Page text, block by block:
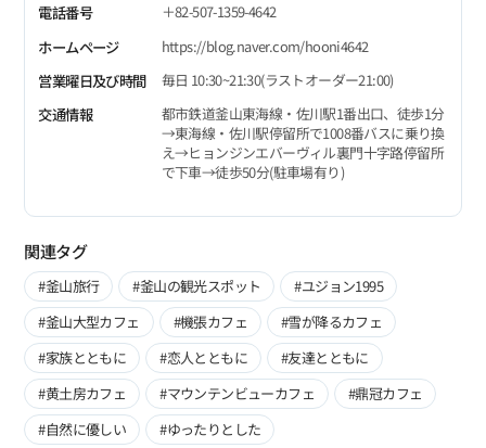
電話番号
＋82-507-1359-4642
ホームページ
https://blog.naver.com/hooni4642
営業曜日及び時間
毎日 10:30~21:30(ラストオーダー21:00)
交通情報
都市鉄道釜山東海線・佐川駅1番出口、徒歩1分
→東海線・佐川駅停留所で1008番バスに乗り換
え→ヒョンジンエバーヴィル裏門十字路停留所
で下車→徒歩50分(駐車場有り)
関連タグ
#釜山旅行 #釜山の観光スポット
#ユジョン1995
#釜山大型カフェ
#機張カフェ
#雪が降るカフェ
#家族とともに
#恋人とともに
#友達とともに
#黄土房カフェ
#マウンテンビューカフェ
#鼎冠カフェ
#自然に優しい
#ゆったりとした